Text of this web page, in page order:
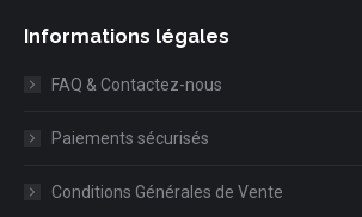
Informations légales
FAQ & Contactez-nous
Paiements sécurisés
Conditions Générales de Vente